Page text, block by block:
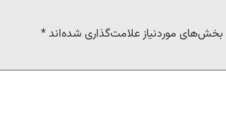
بخش‌های موردنیاز علامت‌گذاری شده‌اند*